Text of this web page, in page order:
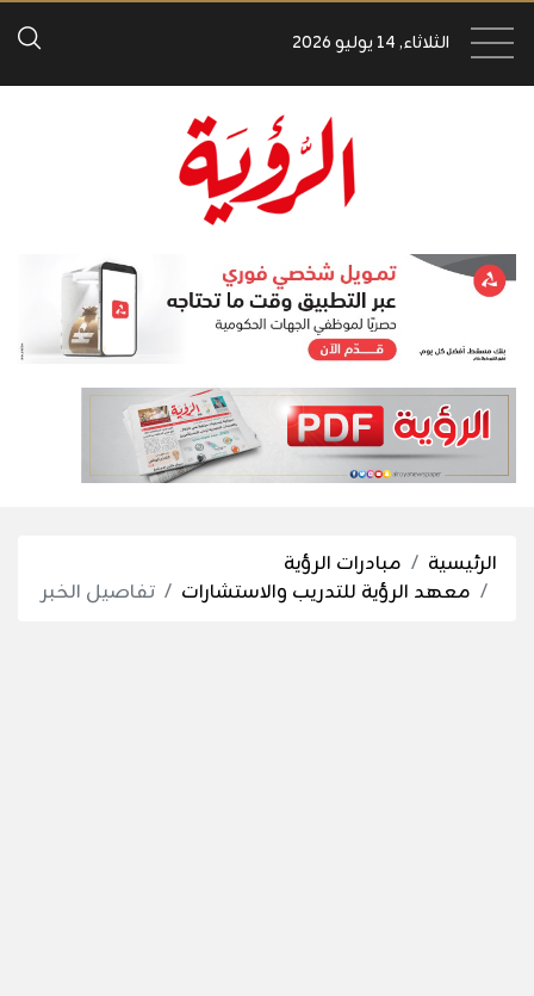
الثلاثاء, 14 يوليو 2026
الرئيسية
مبادرات الرؤية
معهد الرؤية للتدريب والاستشارات
تفاصيل الخبر